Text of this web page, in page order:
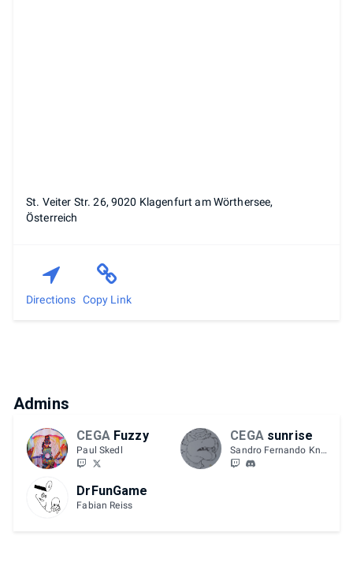
St. Veiter Str. 26, 9020 Klagenfurt am Wörthersee,
Österreich
Directions Copy Link
Admins
CEGA Fuzzy
Paul Skedl
CEGA sunrise
Sandro Fernando Knöpfler
DrFunGame
Fabian Reiss